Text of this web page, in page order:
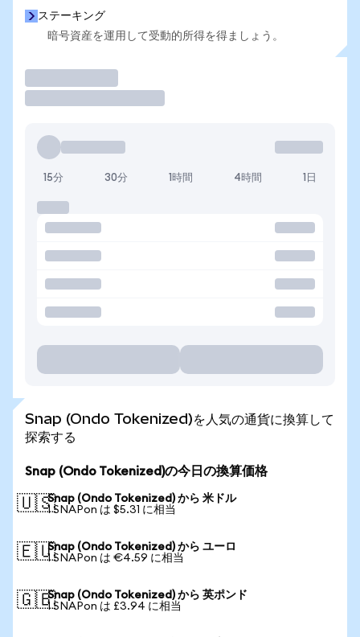
ステーキング
暗号資産を運用して受動的所得を得ましょう。
15分 30分 1時間 4時間 1日
Snap (Ondo Tokenized)を人気の通貨に換算して
探索する
Snap (Ondo Tokenized)の今日の換算価格
🇺🇸Snap (Ondo Tokenized) から 米ドル
1 SNAPon は $5.31 に相当
🇪🇺Snap (Ondo Tokenized) から ユーロ
1 SNAPon は €4.59 に相当
🇬🇧Snap (Ondo Tokenized) から 英ポンド
1 SNAPon は £3.94 に相当